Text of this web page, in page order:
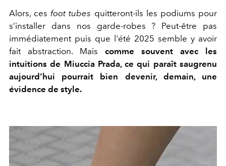
Alors, cesfoot tubes quitteront-ils les podiums pour
s’installer dans nos garde-robes ? Peut-être pas
immédiatement puis que l'été 2025 semble y avoir
fait abstraction. Mais comme souvent avec les
intuitions de Miuccia Prada, ce qui paraît saugrenu
aujourd’hui pourrait bien devenir, demain, une
évidence de style.